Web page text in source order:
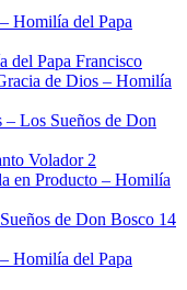
Homilía del Papa
del Papa Francisco
de Dios – Homilía
– Los Sueños de Don
Volador 2
en Producto – Homilía
de Don Bosco 14
Homilía del Papa